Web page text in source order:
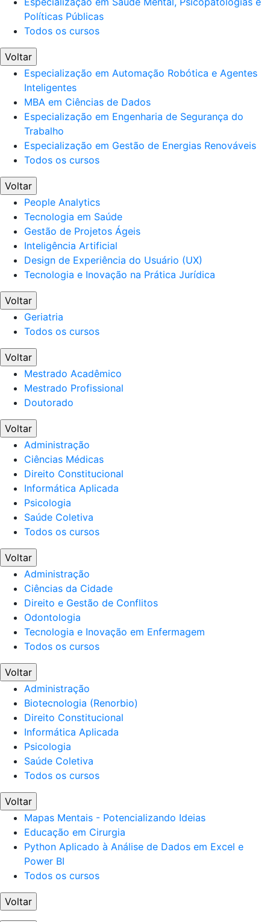
Políticas Públicas
Todos os cursos
Voltar
Especialização em Automação Robótica e Agentes
Inteligentes
MBA em Ciências de Dados
Especialização em Engenharia de Segurança do
Trabalho
Especialização em Gestão de Energias Renováveis
Todos os cursos
Voltar
People Analytics
Tecnologia em Saúde
Gestão de Projetos Ágeis
Inteligência Artificial
Design de Experiência do Usuário (UX)
Tecnologia e Inovação na Prática Jurídica
Voltar
Geriatria
Todos os cursos
Voltar
Mestrado Acadêmico
Mestrado Profissional
Doutorado
Voltar
Administração
Ciências Médicas
Direito Constitucional
Informática Aplicada
Psicologia
Saúde Coletiva
Todos os cursos
Voltar
Administração
Ciências da Cidade
Direito e Gestão de Conflitos
Odontologia
Tecnologia e Inovação em Enfermagem
Todos os cursos
Voltar
Administração
Biotecnologia (Renorbio)
Direito Constitucional
Informática Aplicada
Psicologia
Saúde Coletiva
Todos os cursos
Voltar
Mapas Mentais - Potencializando Ideias
Educação em Cirurgia
Python Aplicado à Análise de Dados em Excel e
Power BI
Todos os cursos
Voltar